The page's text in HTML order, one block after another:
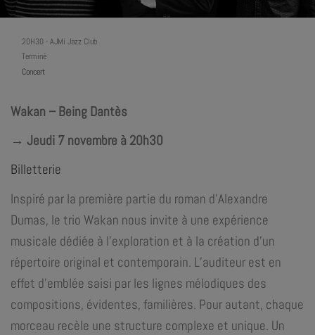
20H30 - AJMi Jazz Club
Terminé
Concert
Wakan – Being Dantès
→ Jeudi 7 novembre à 20h30
Billetterie
Inspiré par la première partie du roman d’Alexandre
Dumas, le trio Wakan nous invite à une expérience
musicale dédiée à l’exploration et à la création d’un
répertoire original et contemporain. L’auditeur est en
effet d’emblée saisi par les lignes mélodiques des
compositions, évidentes, familières. Pour autant, chaque
morceau recèle une structure complexe et unique. Un